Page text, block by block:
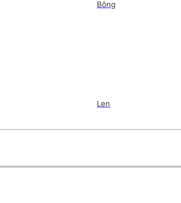
Bông
Len